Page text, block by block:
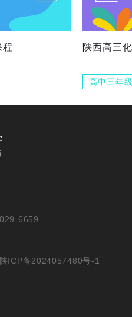
程 陕西高三
高中三年级
6659
陕ICP备2024057480号-1